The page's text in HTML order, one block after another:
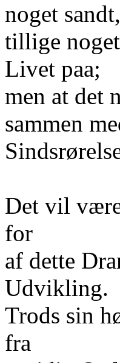
noget
tillige
Livet paa;
men at det
sammen
Det vil
for
af dette
Udvikling.
Trods sin
fra